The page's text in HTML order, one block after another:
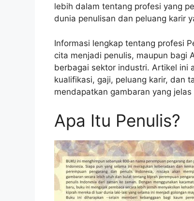
lebih dalam tentang profesi yang
dunia penulisan dan peluang karir
Informasi lengkap tentang profesi
cita menjadi penulis, maupun bagi
berbagai sektor industri. Artikel ini
kualifikasi, gaji, peluang karir, dan
mendapatkan gambaran yang
Apa Itu Penulis?